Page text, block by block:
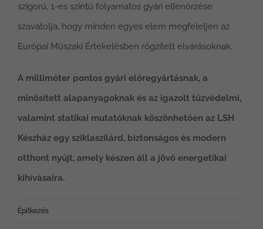
szigorú, 1-es szintű folyamatos gyári ellenőrzése
szavatolja, hogy minden egyes elem megfeleljen az
Európai Műszaki Értékelésben rögzített elvárásoknak.
A milliméter pontos gyári előregyártásnak, a
minősített alapanyagoknak és az igazolt tűzvédelmi,
valamint statikai mutatóknak köszönhetően az LSH
Készház egy sziklaszilárd, biztonságos és modern
otthont nyújt, amely készen áll a jövő energetikai
kihívásaira.
Építkezés